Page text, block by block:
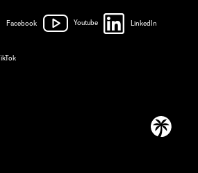
Facebook Youtube LinkedIn